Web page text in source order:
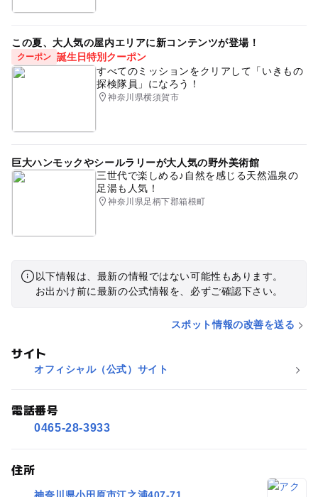
この夏、大人気の屋内エリアに新コンテンツが登場！
クーポン 誕生日特別クーポン
すべてのミッションをクリアして「いきもの
探検隊員」になろう！
神奈川県横須賀市
巨大ハンモックやシールラリーが大人気の野外美術館
三世代で楽しめる♪自然を感じる天然温泉の
足湯も人気！
神奈川県足柄下郡箱根町
以下情報は、最新の情報ではない可能性もあります。
お出かけ前に最新の公式情報を、必ずご確認下さい。
スポット情報の改善を送る
サイト
オフィシャル（公式）サイト
電話番号
0465-28-3933
住所